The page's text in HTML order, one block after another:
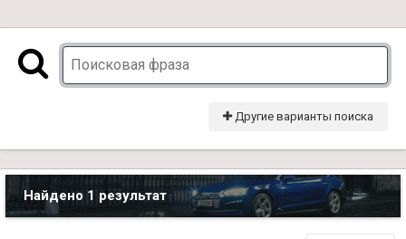
Другие варианты поиска
Найдено 1 результат